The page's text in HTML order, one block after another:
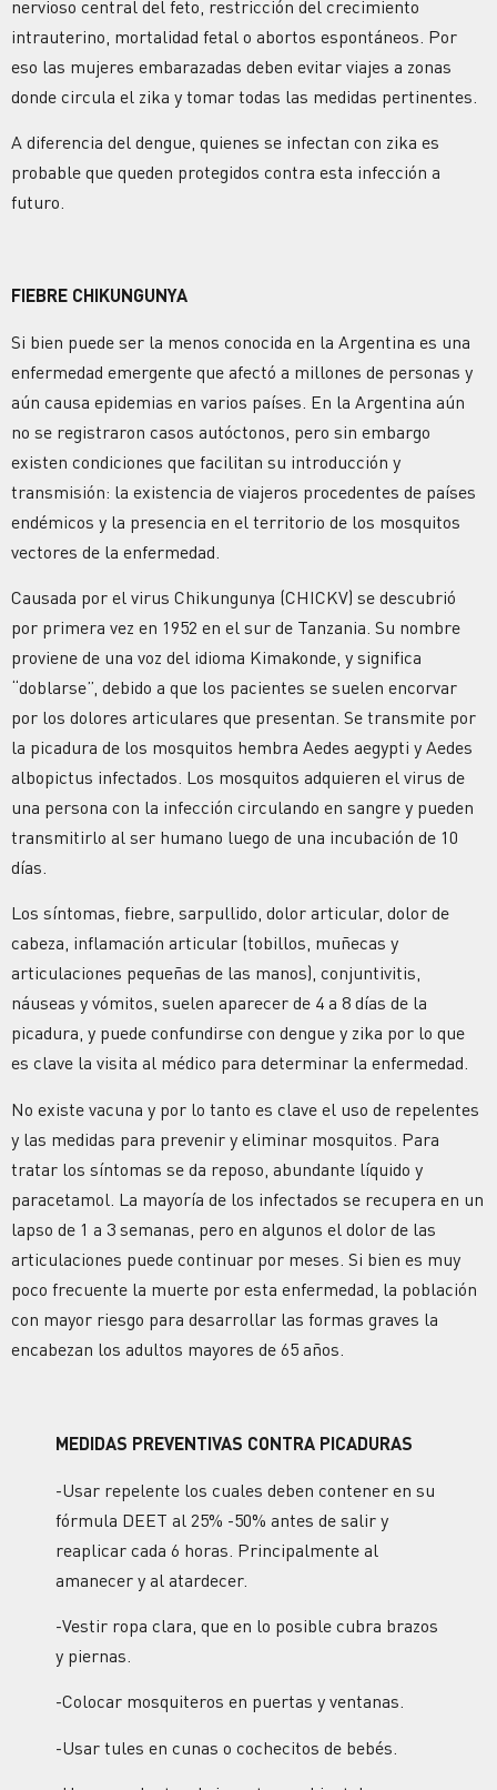
nervioso central del feto, restricción del crecimiento
intrauterino, mortalidad fetal o abortos espontáneos. Por
eso las mujeres embarazadas deben evitar viajes a zonas
donde circula el zika y tomar todas las medidas pertinentes.
A diferencia del dengue, quienes se infectan con zika es
probable que queden protegidos contra esta infección a
futuro.
FIEBRE CHIKUNGUNYA
Si bien puede ser la menos conocida en la Argentina es una
enfermedad emergente que afectó a millones de personas y
aún causa epidemias en varios países. En la Argentina aún
no se registraron casos autóctonos, pero sin embargo
existen condiciones que facilitan su introducción y
transmisión: la existencia de viajeros procedentes de países
endémicos y la presencia en el territorio de los mosquitos
vectores de la enfermedad.
Causada por el virus Chikungunya (CHICKV) se descubrió
por primera vez en 1952 en el sur de Tanzania. Su nombre
proviene de una voz del idioma Kimakonde, y significa
“doblarse”, debido a que los pacientes se suelen encorvar
por los dolores articulares que presentan. Se transmite por
la picadura de los mosquitos hembra Aedes aegypti y Aedes
albopictus infectados. Los mosquitos adquieren el virus de
una persona con la infección circulando en sangre y pueden
transmitirlo al ser humano luego de una incubación de 10
días.
Los síntomas, fiebre, sarpullido, dolor articular, dolor de
cabeza, inflamación articular (tobillos, muñecas y
articulaciones pequeñas de las manos), conjuntivitis,
náuseas y vómitos, suelen aparecer de 4 a 8 días de la
picadura, y puede confundirse con dengue y zika por lo que
es clave la visita al médico para determinar la enfermedad.
No existe vacuna y por lo tanto es clave el uso de repelentes
y las medidas para prevenir y eliminar mosquitos. Para
tratar los síntomas se da reposo, abundante líquido y
paracetamol. La mayoría de los infectados se recupera en un
lapso de 1 a 3 semanas, pero en algunos el dolor de las
articulaciones puede continuar por meses. Si bien es muy
poco frecuente la muerte por esta enfermedad, la población
con mayor riesgo para desarrollar las formas graves la
encabezan los adultos mayores de 65 años.
MEDIDAS PREVENTIVAS CONTRA PICADURAS
-Usar repelente los cuales deben contener en su
fórmula DEET al 25% -50% antes de salir y
reaplicar cada 6 horas. Principalmente al
amanecer y al atardecer.
-Vestir ropa clara, que en lo posible cubra brazos
y piernas.
-Colocar mosquiteros en puertas y ventanas.
-Usar tules en cunas o cochecitos de bebés.